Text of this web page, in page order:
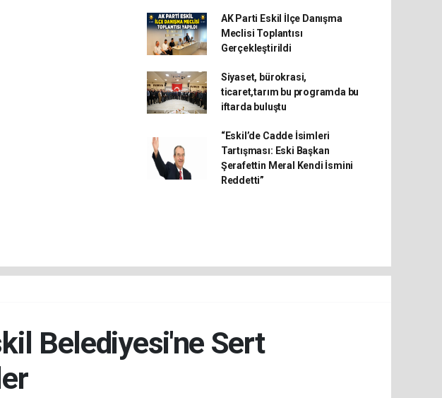
AK Parti Eskil İlçe Danışma
Meclisi Toplantısı
Gerçekleştirildi
Siyaset, bürokrasi,
ticaret,tarım bu programda bu
iftarda buluştu
“Eskil’de Cadde İsimleri
Tartışması: Eski Başkan
Şerafettin Meral Kendi İsmini
Reddetti”
Belediyesi'ne Sert